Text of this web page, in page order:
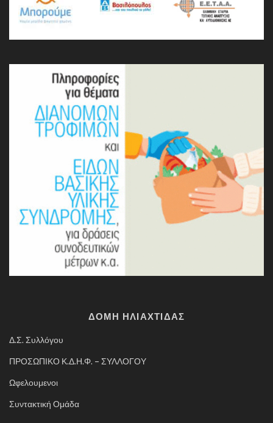
ΔΟΜΗ ΗΛΙΑΧΤΙΔΑΣ
Δ.Σ. Συλλόγου
ΠΡΟΣΩΠΙΚΟ Κ.Δ.Η.Φ. – ΣΥΛΛΟΓΟΥ
Ωφελουμενοι
Συντακτική Ομάδα